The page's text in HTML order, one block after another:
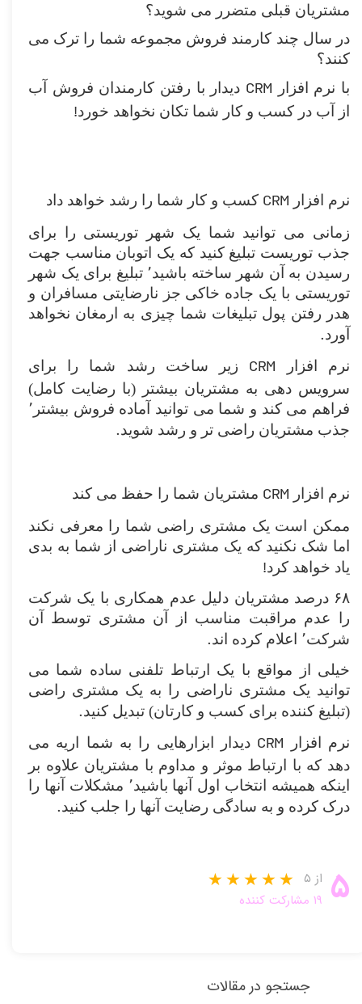
مشتریان قبلی متضرر می شوید؟
در سال چند کارمند فروش مجموعه شما را ترک می
کنند؟
با نرم افزار CRM دیدار با رفتن کارمندان فروش آب
از آب در کسب و کار شما تکان نخواهد خورد!
نرم افزار CRM کسب و کار شما را رشد خواهد داد
زمانی می توانید شما یک شهر توریستی را برای
جذب توریست تبلیغ کنید که یک اتوبان مناسب جهت
رسیدن به آن شهر ساخته باشید٬ تبلیغ برای یک شهر
توریستی با یک جاده خاکی جز نارضایتی مسافران و
هدر رفتن پول تبلیغات شما چیزی به ارمغان نخواهد
آورد.
نرم افزار CRM
زیر ساخت رشد شما را برای
سرویس دهی به مشتریان بیشتر (‌با رضایت کامل)
فراهم می کند و شما می توانید آماده فروش بیشتر٬
جذب مشتریان راضی تر و رشد شوید.
نرم افزار CRM مشتریان شما را حفظ می کند
ممکن است یک مشتری راضی شما را معرفی نکند
اما شک نکنید که یک مشتری ناراضی از شما به بدی
یاد خواهد کرد!
۶۸ درصد مشتریان دلیل عدم همکاری با یک شرکت
را عدم مراقبت مناسب از آن مشتری توسط آن
شرکت٬‌ اعلام کرده اند
.
خیلی از مواقع با یک ارتباط تلفنی ساده شما می
توانید یک مشتری ناراضی را به یک مشتری راضی
(‌تبلیغ کننده برای کسب و کارتان) تبدیل کنید.
نرم افزار CRM دیدار ابزارهایی را به شما اریه می
دهد که با ارتباط موثر و مداوم با مشتریان علاوه بر
اینکه همیشه انتخاب اول آنها باشید٬ مشکلات آنها را
درک کرده و به سادگی رضایت آنها را جلب کنید.
۵ از ۵
۱۹ مشارکت کننده
جستجو در مقالات